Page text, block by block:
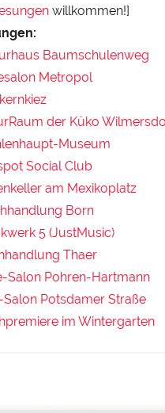
willkommen!]
Baumschulenweg
Metropol
der Küko
Museum
Social Club
am Mexikoplatz
Born
5 (JustMusic)
Thaer
Salon Pohren-Hartmann
Salon Potsdamer Straße
im Wintergarten